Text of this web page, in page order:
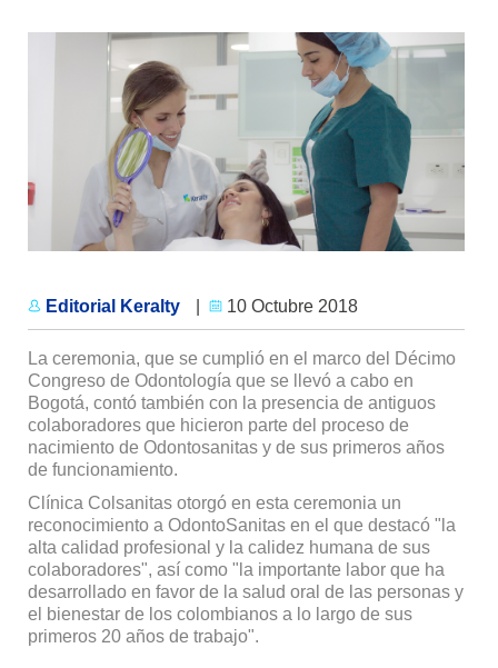
Editorial Keralty 10 Octubre 2018
La ceremonia, que se cumplió en el marco del Décimo
Congreso de Odontología que se llevó a cabo en
Bogotá, contó también con la presencia de antiguos
colaboradores que hicieron parte del proceso de
nacimiento de Odontosanitas y de sus primeros años
de funcionamiento.
Clínica Colsanitas otorgó en esta ceremonia un
reconocimiento a OdontoSanitas en el que destacó "la
alta calidad profesional y la calidez humana de sus
colaboradores", así como "la importante labor que ha
desarrollado en favor de la salud oral de las personas y
el bienestar de los colombianos a lo largo de sus
primeros 20 años de trabajo".